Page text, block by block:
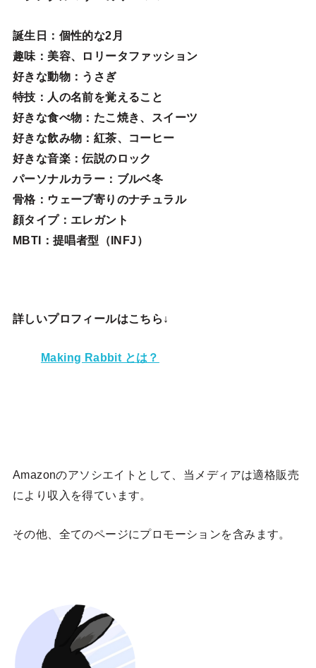
誕生日 ：個性的な2月
趣味 ：美容、ロリータファッション
好きな動物：うさぎ
特技 ：人の名前を覚えること
好きな食べ物 ：たこ焼き、スイーツ
好きな飲み物：紅茶、コーヒー
好きな音楽：伝説のロック
パーソナルカラー：ブルベ冬
骨格：ウェーブ寄りのナチュラル
顔タイプ：エレガン ト
MBTI：提唱者型（INFJ）
詳しいプロフィールはこちら↓
Making Rabbit とは？
Amazonのアソシエイトとして、当メディアは適格販売
により収入を得ています。
その他、全てのページにプロモーションを含みます。